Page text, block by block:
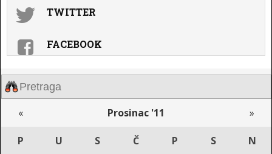
TWITTER
FACEBOOK
« Prosinac '11 »
P U S Č P S N